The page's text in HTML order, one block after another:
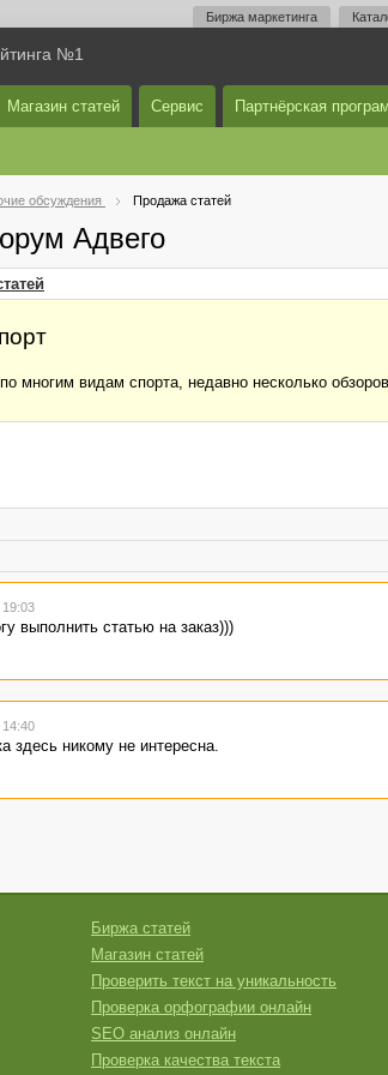
Биржа маркетинга
№1
Магазин статей Сервис Партнёрская
обсуждения Продажа статей
Адвего
многим видам спорта, недавно несколько
выполнить статью на заказ)))
здесь никому не интересна.
Биржа статей
Магазин статей
Проверить текст на уникальность
Проверка орфографии онлайн
SEO анализ онлайн
Проверка качества текста